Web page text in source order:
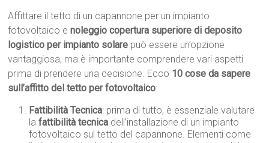
Affittare il tetto di un capannone per un impianto
fotovoltaico enoleggio copertura superiore di deposito
logistico per impianto solare può essere un’opzione
vantaggiosa, ma è importante comprendere vari aspetti
prima di prendere una decisione. Ecco 10 cose da sapere
sull’affitto del tetto per fotovoltaico:
Fattibilità Tecnica: prima di tutto, è essenziale valutare
la fattibilità tecnica dell’installazione di un impianto
fotovoltaico sul tetto del capannone. Elementi come